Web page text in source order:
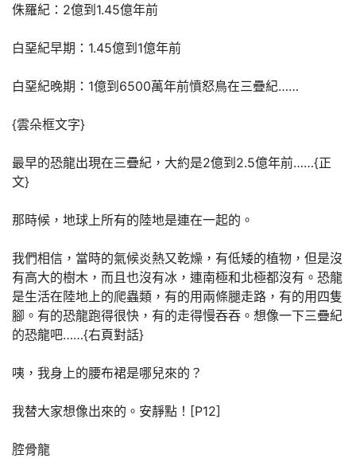
侏羅紀：2億到1.45億年前
白堊紀早期：1.45億到1億年前
白堊紀晚期：1億到6500萬年前憤怒鳥在三疊紀……
{雲朵框文字}
最早的恐龍出現在三疊紀，大約是2億到2.5億年前……{正
文}
那時候，地球上所有的陸地是連在一起的。
我們相信，當時的氣候炎熱又乾燥，有低矮的植物，但是沒
有高大的樹木，而且也沒有冰，連南極和北極都沒有。恐龍
是生活在陸地上的爬蟲類，有的用兩條腿走路，有的用四隻
腳。有的恐龍跑得很快，有的走得慢吞吞。想像一下三疊紀
的恐龍吧……{右頁對話}
咦，我身上的腰布裙是哪兒來的？
我替大家想像出來的。安靜點！[P12]
腔骨龍